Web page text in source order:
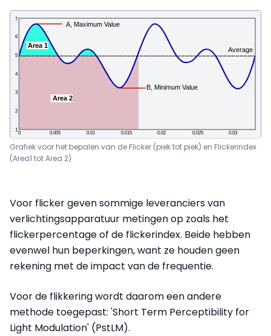
Grafiek voor het bepalen van de Flicker (piek tot piek) en Flickerindex
(Area1 tot Area 2)
Voor flicker geven sommige leveranciers van
verlichtingsapparatuur metingen op zoals het
flickerpercentage of de flickerindex. Beide hebben
evenwel hun beperkingen, want ze houden geen
rekening met de impact van de frequentie.
Voor de flikkering wordt daarom een andere
methode toegepast: 'Short Term Perceptibility for
Light Modulation' (PstLM).